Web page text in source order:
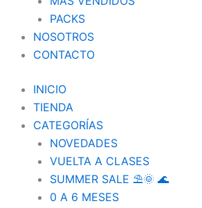
PACKS
NOSOTROS
CONTACTO
INICIO
TIENDA
CATEGORÍAS
NOVEDADES
VUELTA A CLASES
SUMMER SALE ⛱️🌞 🌊
0 A 6 MESES